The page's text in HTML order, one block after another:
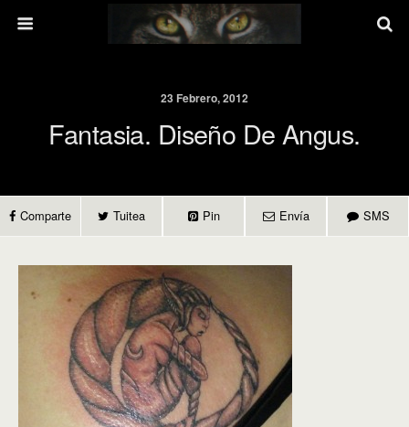
23 Febrero, 2012
Fantasia. Diseño De Angus.
Comparte Tuitea Pin Envía SMS